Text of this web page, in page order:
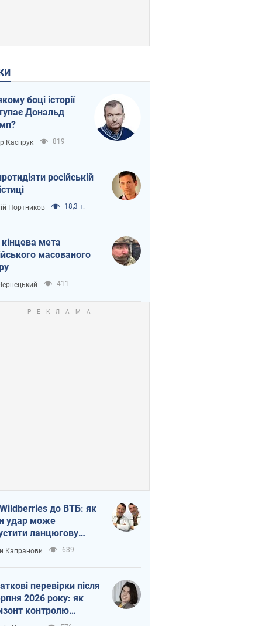
боці історії
Дональд
Каспрук 819
російській
Портников 18,3 т.
мета
масованого
411
до ВТБ: як
удар може
ланцюгову
в Росії
Капранови 639
перевірки після
2026 року: як
контролю
з 6,5 до 3